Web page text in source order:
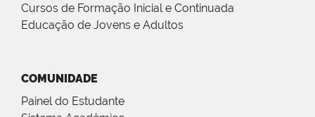
Cursos de Formação Inicial e Continuada
Educação de Jovens e Adultos
COMUNIDADE
Painel do Estudante